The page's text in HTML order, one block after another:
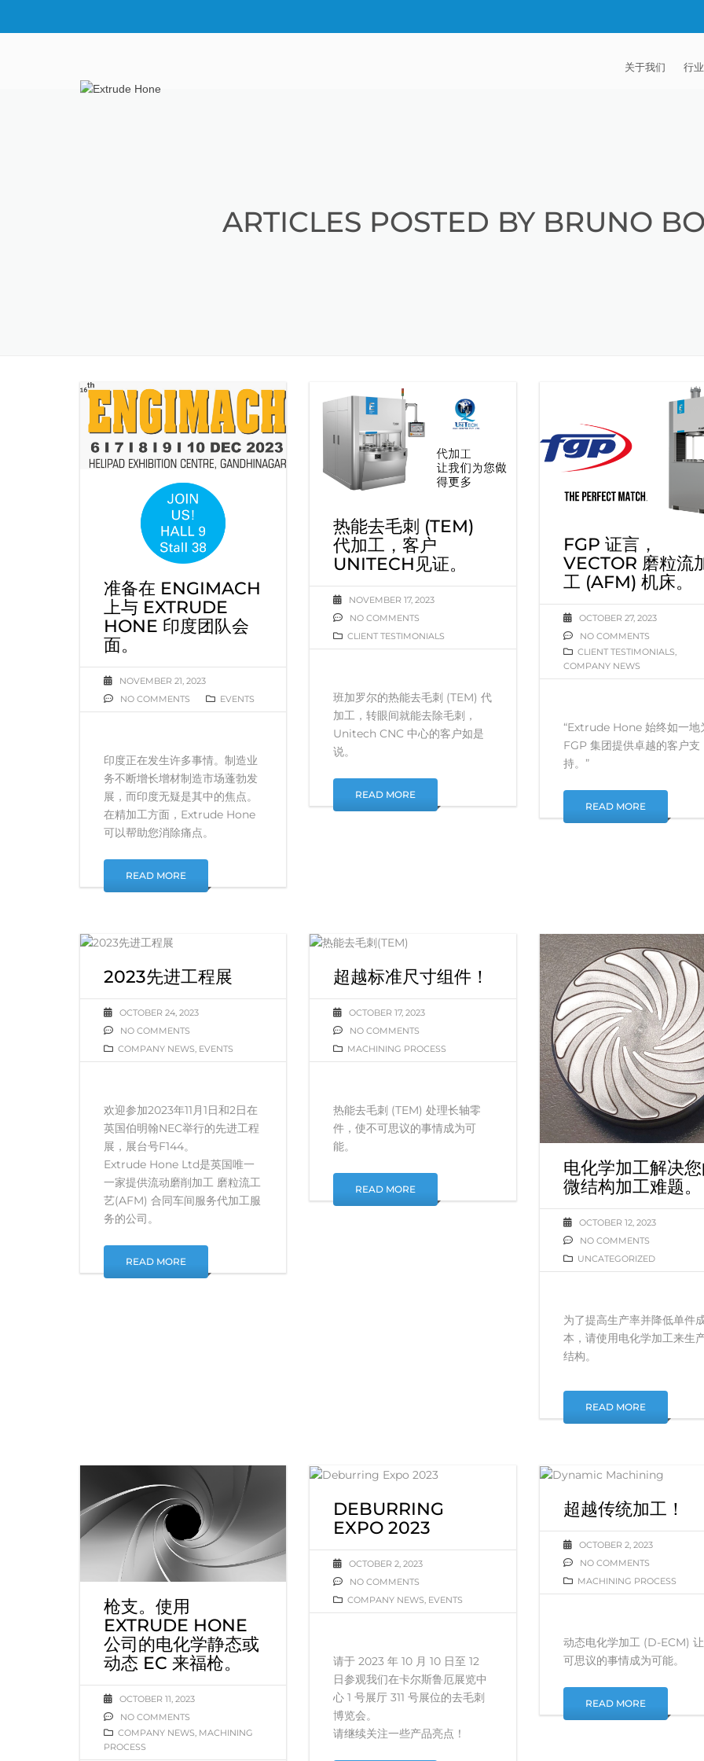
关于我们
招贤纳士
行业
医
ARTICLES POSTED BY BRUNO
准备在 ENGIMACH
上与 EXTRUDE
HONE 印度团队会
面。
NOVEMBER 21, 2023
NO COMMENTS
EVENTS
印度正在发生许多事情。制造业
务不断增长增材制造市场蓬勃发
展，而印度无疑是其中的焦点。
在精加工方面，Extrude Hone
可以帮助您消除痛点。
READ MORE
热能去毛刺 (TEM)
代加工，客户
UNITECH见证。
NOVEMBER 17, 2023
NO COMMENTS
CLIENT TESTIMONIALS
班加罗尔的热能去毛刺 (TEM) 代
加工，转眼间就能去除毛刺，
Unitech CNC 中心的客户如是
说。
READ MORE
FGP 证言，
VECTOR 磨粒流
工 (AFM) 机床。
OCTOBER 27, 2023
NO COMMENTS
CLIENT TESTIMONIALS,
COMPANY NEWS
“Extrude Hone 始终如一地
FGP 集团提供卓越的客户支
持。”
READ MORE
2023先进工程展
OCTOBER 24, 2023
NO COMMENTS
COMPANY NEWS, EVENTS
欢迎参加2023年11月1日和2日在
英国伯明翰NEC举行的先进工程
展，展台号F144。
Extrude Hone Ltd是英国唯一
一家提供流动磨削加工 磨粒流工
艺(AFM) 合同车间服务代加工服
务的公司。
READ MORE
超越标准尺寸组件！
OCTOBER 17, 2023
NO COMMENTS
MACHINING PROCESS
热能去毛刺 (TEM) 处理长轴零
件，使不可思议的事情成为可
能。
READ MORE
电化学加工解决
微结构加工难题。
OCTOBER 12, 2023
NO COMMENTS
UNCATEGORIZED
为了提高生产率并降低单件
本，请使用电化学加工来生
结构。
READ MORE
枪支。使用
EXTRUDE HONE
公司的电化学静态或
动态 EC 来福枪。
OCTOBER 11, 2023
NO COMMENTS
COMPANY NEWS, MACHINING
PROCESS
DEBURRING
EXPO 2023
OCTOBER 2, 2023
NO COMMENTS
COMPANY NEWS, EVENTS
请于 2023 年 10 月 10 日至 12
日参观我们在卡尔斯鲁厄展览中
心 1 号展厅 311 号展位的去毛刺
博览会。
请继续关注一些产品亮点！
超越传统加工！
OCTOBER 2, 2023
NO COMMENTS
MACHINING PROCESS
动态电化学加工 (D-ECM)
可思议的事情成为可能。
READ MORE